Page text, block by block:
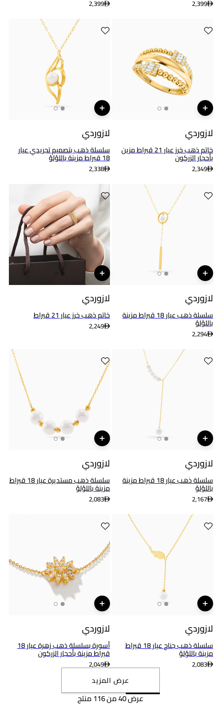
2,399
2,399
لازوردي
خاتم ذهب خرز عيار 21 قيراط مزين
بأحجار الزركون
2,349
لازوردي
سلسلة ذهب بتصميم تجريدي عيار
18 قيراط مزينة باللؤلؤ
2,338
لازوردي
سلسلة ذهب عيار 18 قيراط مزينة
باللؤلؤ
2,294
لازوردي
خاتم ذهب خرز عيار 21 قيراط
2,249
لازوردي
سلسلة ذهب عيار 18 قيراط مزينة
باللؤلؤ
2,167
لازوردي
سلسلة ذهب مستديرة عيار 18 قيراط
مزينة باللؤلؤ
2,083
لازوردي
سلسلة ذهب جناح عيار 18 قيراط
مزينة باللؤلؤ
2,083
لازوردي
أسورة بسلسلة ذهب زهرة عيار 18
قيراط مزينة بأحجار الزركون
2,049
عرض المزيد
عرض 40 من 116 منتج